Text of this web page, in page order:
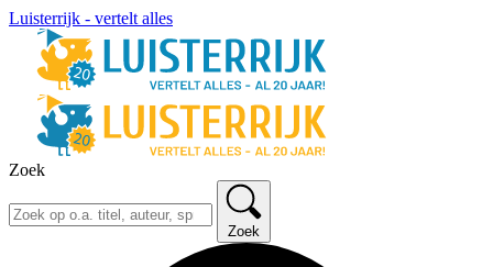
Luisterrijk - vertelt alles
Zoek
Zoek